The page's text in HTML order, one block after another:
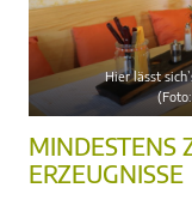
Hier lässt
MINDESTENS
ERZEUGNISSE